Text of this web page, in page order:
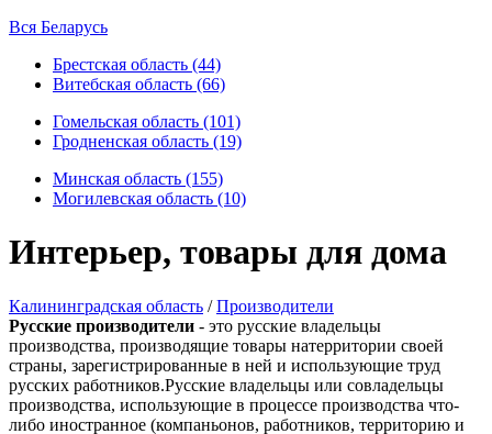
Вся Беларусь
Брестская область (44)
Витебская область (66)
Гомельская область (101)
Гродненская область (19)
Минская область (155)
Могилевская область (10)
Интерьер, товары для дома
Калининградская область /Производители
Русские производители - это русские владельцы
производства, производящие товары натерритории своей
страны, зарегистрированные в ней и использующие труд
русских работников.Русские владельцы или совладельцы
производства, использующие в процессе производства что-
либо иностранное (компаньонов, работников, территорию и